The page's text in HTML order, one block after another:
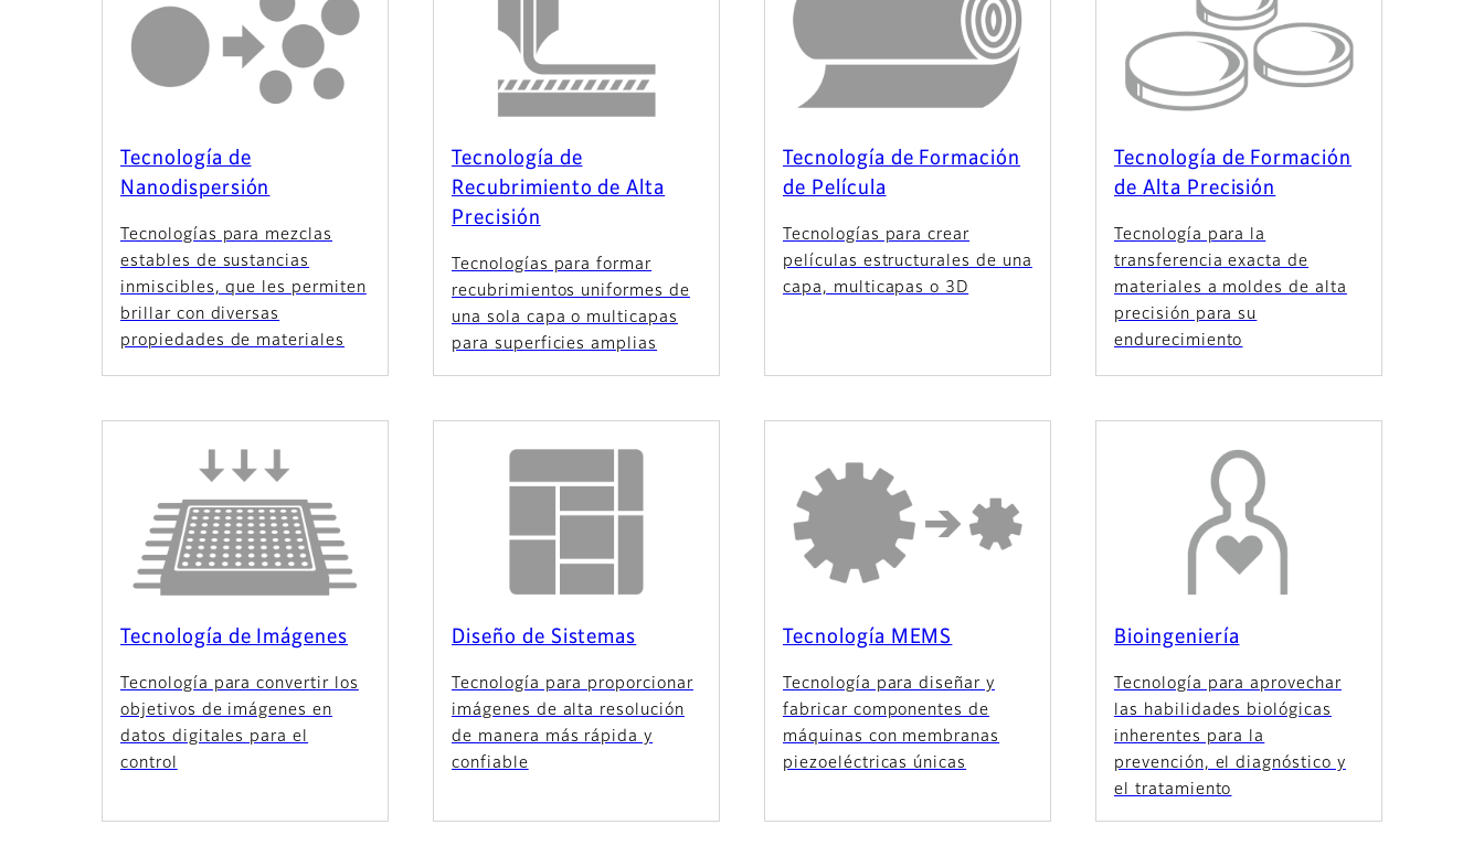
Tecnología de
Nanodispersión
Tecnologías para mezclas
estables de sustancias
inmiscibles, que les permiten
brillar con diversas
propiedades de materiales
Tecnología de
Recubrimiento de Alta
Precisión
Tecnologías para formar
recubrimientos uniformes de
una sola capa o multicapas
para superficies amplias
Tecnología de Formación
de Película
Tecnologías para crear
películas estructurales de una
capa, multicapas o 3D
Tecnología de Formación
de Alta Precisión
Tecnología para la
transferencia exacta de
materiales a moldes de alta
precisión para su
endurecimiento
Tecnología de Imágenes
Tecnología para convertir los
objetivos de imágenes en
datos digitales para el
control
Diseño de Sistemas
Tecnología para proporcionar
imágenes de alta resolución
de manera más rápida y
confiable
Tecnología MEMS
Tecnología para diseñar y
fabricar componentes de
máquinas con membranas
piezoeléctricas únicas
Bioingeniería
Tecnología para aprovechar
las habilidades biológicas
inherentes para la
prevención, el diagnóstico y
el tratamiento